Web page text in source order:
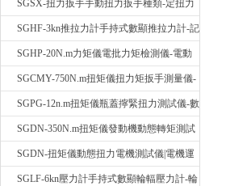
動扳子扭矩校準儀
SGSX-扭力扳手手動扭力扳手種類-定扭力
矩檢測扳手價格
SGHF-3kn推拉力計手持式數顯推拉力計-記
憶數據拉壓力測力計
SGHP-20N.m力矩儀電批力矩檢測儀-電動
螺絲批扭力矩測試儀
SGCMY-750N.m扭矩儀扭力矩扳手測量儀-
校準扳手扭力精度測試儀
SGPG-12n.m扭矩儀瓶蓋擰緊扭力測試儀-數
顯式瓶蓋扭力矩儀
SGDN-350N.m扭矩儀發動機動態轉矩測試
儀-動態電機扭矩測量儀
SGDN-扭矩儀動態扭力電機測試儀|電機運
轉摩擦力扭矩儀
SGLF-6kn壓力計手持式數顯輪輻壓力計-輪